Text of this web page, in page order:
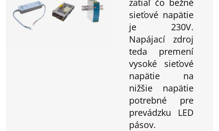
sieťové napätie
je 230V.
Napájací zdroj
teda premení
vysoké sieťové
napätie na
nižšie napätie
potrebné pre
prevádzku LED
pásov.